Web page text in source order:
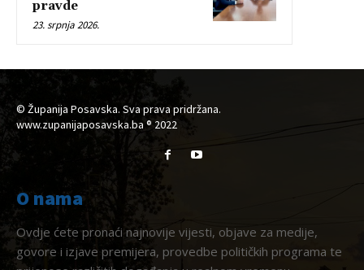
pravde
23. srpnja 2026.
© Županija Posavska. Sva prava pridržana.
www.zupanijaposavska.ba ® 2022
O nama
Ovdje ćete pronaći najnovije vijesti, objave za medije,
govore i izjave premijera, provedbe političkih programa te